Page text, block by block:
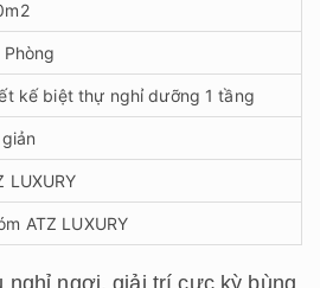
Phòng
kế biệt thự nghỉ dưỡng 1 tầng
LUXURY
ATZ LUXURY
nghỉ ngơi, giải trí cực kỳ bùng